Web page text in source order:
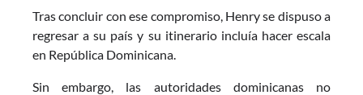
Tras concluir con ese compromiso, Henry se dispuso a
regresar a su país y su itinerario incluía hacer escala
en República Dominicana.
Sin embargo, las autoridades dominicanas no